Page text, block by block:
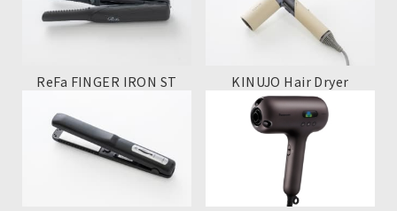
ReFa FINGER IRON ST KINUJO Hair Dryer